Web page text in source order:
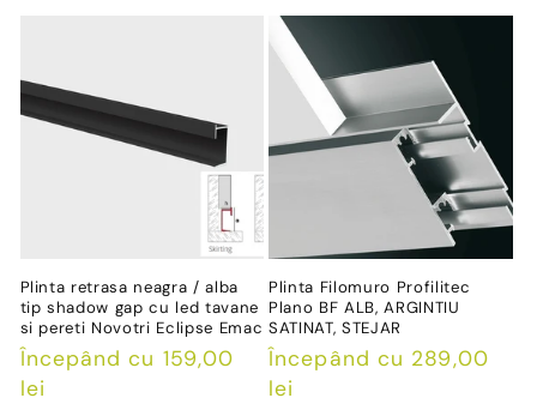
Plinta retrasa neagra / alba
tip shadow gap cu led tavane
si pereti Novotri Eclipse Emac
Preț
obișnuit
Începând cu 159,00
lei
Plinta Filomuro Profilitec
Plano BF ALB, ARGINTIU
SATINAT, STEJAR
Preț
obișnuit
Începând cu 289,00
lei